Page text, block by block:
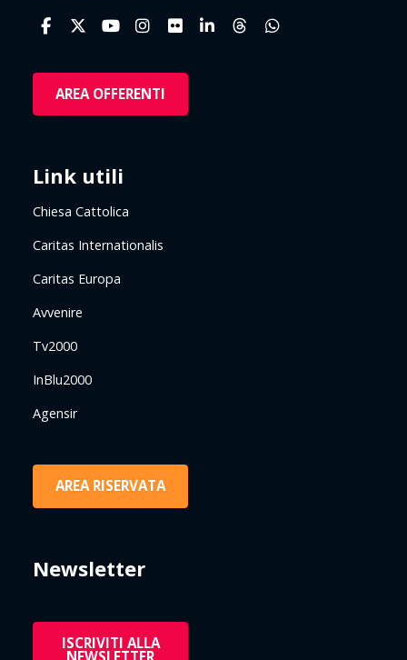
AREA OFFERENTI
Link utili
Chiesa Cattolica
Caritas Internationalis
Caritas Europa
Avvenire
Tv2000
InBlu2000
Agensir
AREA RISERVATA
Newsletter
ISCRIVITI ALLA
NEWSLETTER